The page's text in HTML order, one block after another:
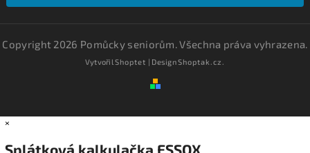
Copyright 2026 Pomůcky seniorům. Všechna práva vyhrazena.
VytvořilShoptet | DesignShoptak.cz.
×
Splátková kalkulačka ESSOX